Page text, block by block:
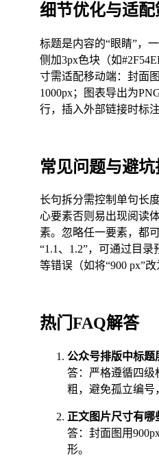
细节优化与适配
标题是内容的“眼睛”，
侧加3px色块（如
寸需适配移动端：封面
1000px；图表导出为
行，插入外部链接时标
常见问题与避坑
长句拆分需控制单句长
心要素否则易出现阅读
素。忽略任一要素，都
“1.1、1.2”，可通过目
等错误（如将“900 px”改
热门FAQ解答
公众号排版中标题
答：严格遵循四级
粗，避免孤立编号
正文图片尺寸有哪
答：封面图用
形。